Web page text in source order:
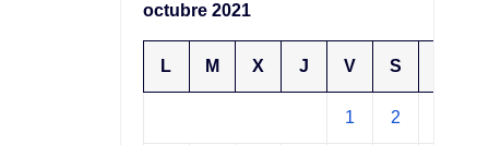
octubre 2021
L M X J V S
1 2